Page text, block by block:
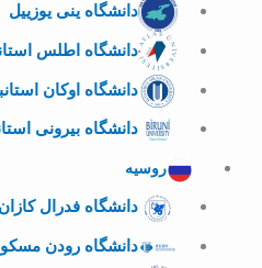
دانشگاه ینی یوزییل
دانشگاه اطلس
دانشگاه اوکان
دانشگاه بیرونی
روسیه
دانشگاه فدرال کازان
دانشگاه رودن مسکو